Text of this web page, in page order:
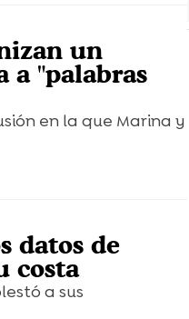
un
a "palabras
en la que Marina y
datos de
costa
a sus